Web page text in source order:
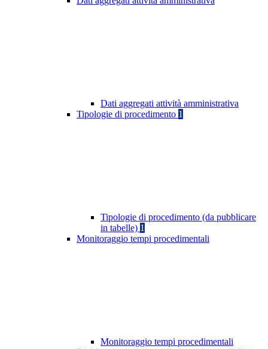
Dati aggregati attività amministrativa
Tipologie di procedimento 1
Tipologie di procedimento (da pubblicare
in tabelle) 1
Monitoraggio tempi procedimentali
Monitoraggio tempi procedimentali